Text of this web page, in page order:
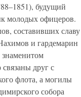
будущий
молодых офицеров.
составивших славу
и гардемарин
друг с
флота, а могилы
собора